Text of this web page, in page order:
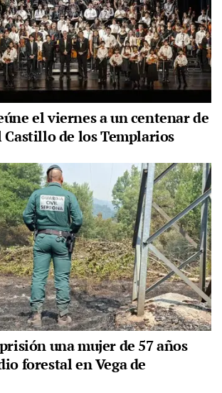
el viernes a un centenar de
Castillo de los Templarios
una mujer de 57 años
forestal en Vega de